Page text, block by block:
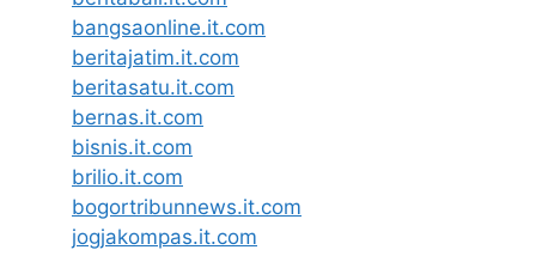
bangsaonline.it.com
beritajatim.it.com
beritasatu.it.com
bernas.it.com
bisnis.it.com
brilio.it.com
bogortribunnews.it.com
jogjakompas.it.com